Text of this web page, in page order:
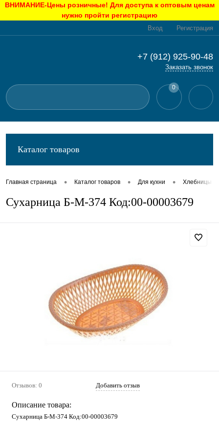
ВНИМАНИЕ-Цены розничные! Для доступа к оптовым ценам
нужно пройти регистрацию
Вход Регистрация
+7 (912) 925-90-48
Заказать звонок
0
Каталог товаров
Главная страница • Каталог товаров • Для кухни • Хлебницы
Сухарница Б-М-374 Код:00-00003679
Отзывов: 0 Добавить отзыв
Описание товара:
Сухарница Б-М-374 Код:00-00003679